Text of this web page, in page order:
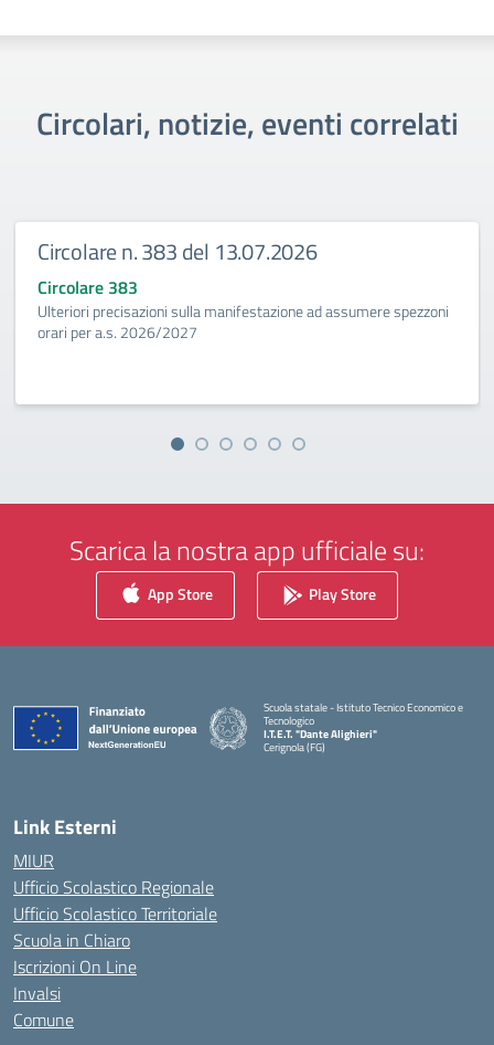
Circolari, notizie, eventi correlati
Circolare n. 383 del 13.07.2026
Circolare 383
Ulteriori precisazioni sulla manifestazione ad assumere spezzoni
orari per a.s. 2026/2027
Scarica la nostra app ufficiale su:
App Store Play Store
Scuola statale - Istituto Tecnico Economico e
Tecnologico
I.T.E.T. "Dante Alighieri"
Cerignola (FG)
— Visita la pagina iniziale della scuola
Link Esterni
MIUR
Ufficio Scolastico Regionale
Ufficio Scolastico Territoriale
Scuola in Chiaro
Iscrizioni On Line
Invalsi
Comune